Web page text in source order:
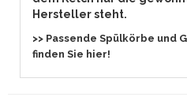
Hersteller steht.
>> Passende Spülkörbe und
finden Sie hier!